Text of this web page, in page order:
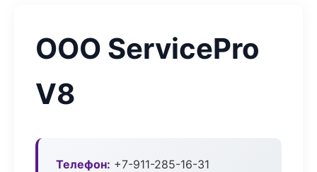
ООО ServicePro
V8
Телефон: +7-911-285-16-31